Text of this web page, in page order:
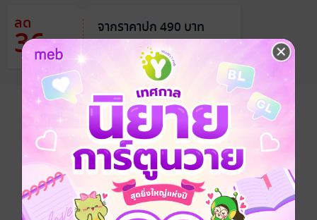
ลด
36%
จากราคาปก 490 บาท
เหลือเพียง 312 บาท
อยากได้ ซื้อเป็นของขวัญ ติดตาม
เพราะคำว่ารัก 'ไมน์' จึงพยายามทุกวิธีให้ความรักของเขา
ยังคงไปต่อได้ แต่สำหรับ 'ดินแดน' แล้วสิ่งที่ไมน์ทำลงไป